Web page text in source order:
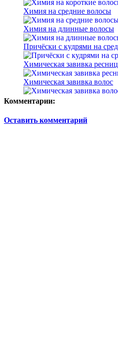
Химия на средние волосы
Химия на длинные волосы
Причёски с кудрями на
Химическая завивка ресниц
Химическая завивка волос
Комментарии:
Оставить комментарий